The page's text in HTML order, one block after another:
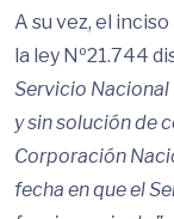
A su vez, el
la ley Nº21.744
Servicio Nacional
y sin solución de
Corporación
fecha en que el